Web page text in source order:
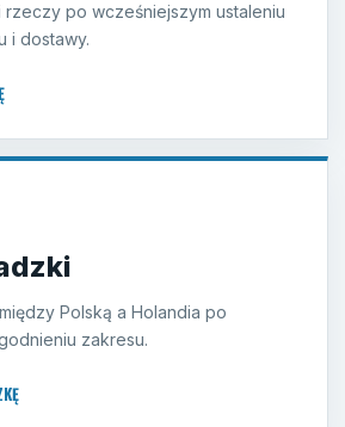
po wcześniejszym ustaleniu
i dostawy.
Polską a Holandia po
zakresu.